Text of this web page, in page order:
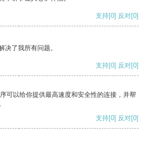
支持[0] 反对[0]
决了我所有问题。
支持[0] 反对[0]
可以给你提供最高速度和安全性的连接，并帮
支持[0] 反对[0]